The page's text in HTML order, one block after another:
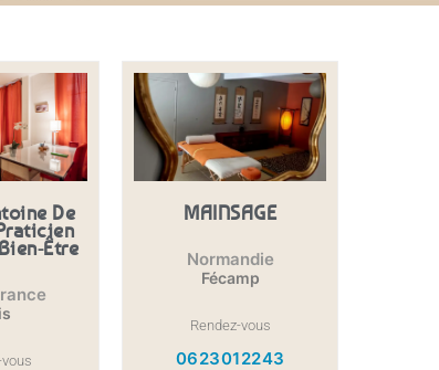
De
Être
MAINSAGE
Normandie
Fécamp
Rendez-vous
0623012243